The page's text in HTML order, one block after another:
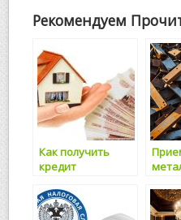
Рекомендуем
Как получить
кредит
залог
недвижимости: